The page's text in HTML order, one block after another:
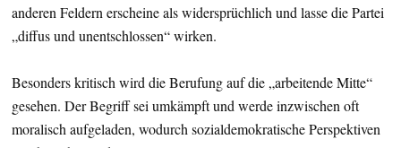
anderen Feldern erscheine als widersprüchlich und lasse die Partei
„diffus und unentschlossen“ wirken.
Besonders kritisch wird die Berufung auf die „arbeitende Mitte“
gesehen. Der Begriff sei umkämpft und werde inzwischen oft
moralisch aufgeladen, wodurch sozialdemokratische Perspektiven